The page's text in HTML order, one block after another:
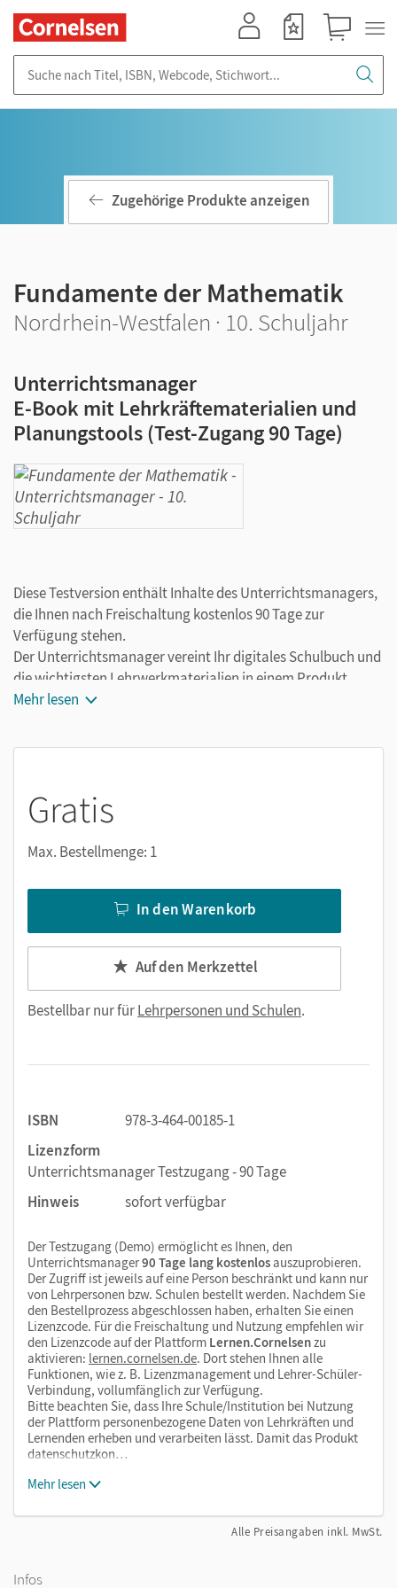
Zugehörige Produkte anzeigen
Fundamente der Mathematik
Nordrhein-Westfalen · 10. Schuljahr
Unterrichtsmanager
E-Book mit Lehrkräftematerialien und
Planungstools (Test-Zugang 90 Tage)
Diese Testversion enthält Inhalte des Unterrichtsmanagers,
die Ihnen nach Freischaltung kostenlos 90 Tage zur
Verfügung stehen.
Der Unterrichtsmanager vereint Ihr digitales Schulbuch und
die wichtigsten Lehrwerkmaterialien in einem Produkt.
Ergänzt um hilfreiche Planungstools, vereinfacht er Ihre
Mehr lesen
Gratis
Max. Bestellmenge: 1
In den Warenkorb
Auf den Merkzettel
Bestellbar nur fürLehrpersonen und Schulen.
ISBN
978-3-464-00185-1
Lizenzform
Unterrichtsmanager Testzugang - 90 Tage
Hinweis
sofort verfügbar
Der Testzugang (Demo) ermöglicht es Ihnen, den
Unterrichtsmanager90 Tage lang kostenlosauszuprobieren.
Der Zugriff ist jeweils auf eine Person beschränkt und kann nur
von Lehrpersonen bzw. Schulen bestellt werden. Nachdem Sie
den Bestellprozess abgeschlossen haben, erhalten Sie einen
Lizenzcode. Für die Freischaltung und Nutzung empfehlen wir
den Lizenzcode auf der Plattform Lernen.Cornelsenzu
aktivieren: lernen.cornelsen.de. Dort stehen Ihnen alle
Funktionen, wie z. B. Lizenzmanagement und Lehrer-Schüler-
Verbindung, vollumfänglich zur Verfügung.
Bitte beachten Sie, dass Ihre Schule/Institution bei Nutzung
der Plattform personenbezogene Daten von Lehrkräften und
Lernenden erheben und verarbeiten lässt. Damit das Produkt
datenschutzkon…
Mehr lesen
Alle Preisangaben inkl. MwSt.
Infos